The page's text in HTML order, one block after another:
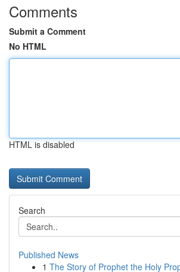
Comments
Submit a Comment
No HTML
HTML is disabled
Search
Published News
1 The Story of Prophet the Holy